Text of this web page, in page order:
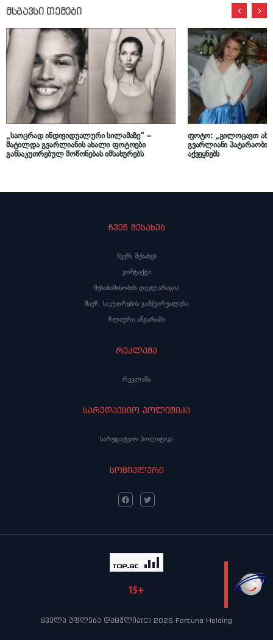
LIVE
მსგავსი თემები
„საოცრად ინდივიდუალური სილამაზე“ –
მატილდა გვარლიანის ახალი ფოტოები
განსაკუთრებულ მოწონებას იმსახურებს
ფოტო: „გილოცავთ
გვარლიანი
აქვეყნებს
ჩვენ შესახებ
ჩვენს შესახებ
კონტაქტი
შესაბამისობის დეკლარაცია
მაუწ. საკუთრების გამჭვირვალება
წლიური ანგარიში
რეკლამა
რეკლამა
სარედაქციო პოლიტიკა
სარედაქციო პოლიტიკა
სოციალური
ყველა უფლება დაცულია(C) 2026 Fortuna Holding